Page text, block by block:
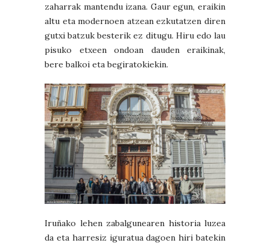
zaharrak mantendu izana. Gaur egun, eraikin
altu eta modernoen atzean ezkutatzen diren
gutxi batzuk besterik ez ditugu. Hiru edo lau
pisuko etxeen ondoan dauden eraikinak,
bere balkoi eta begiratokiekin.
Iruñako lehen zabalgunearen historia luzea
da eta harresiz iguratua dagoen hiri batekin